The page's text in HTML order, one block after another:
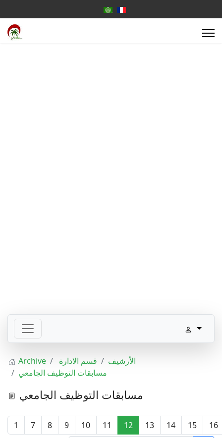
Select your language
Archive قسم الادارة
الأرشيف
مسابقات التوظيف الجامعي
مسابقات التوظيف الجامعي
1 7 8 9 10 11 12 13 14 15 16